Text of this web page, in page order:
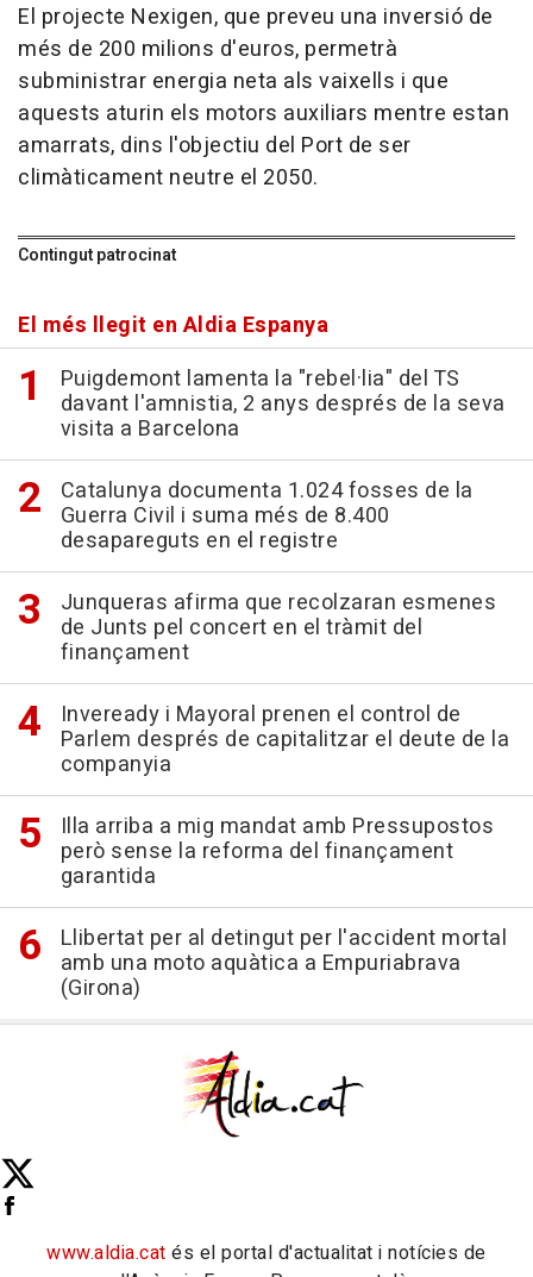
El projecte Nexigen, que preveu una inversió de
més de 200 milions d'euros, permetrà
subministrar energia neta als vaixells i que
aquests aturin els motors auxiliars mentre estan
amarrats, dins l'objectiu del Port de ser
climàticament neutre el 2050.
Contingut patrocinat
El més llegit en Aldia Espanya
Puigdemont lamenta la "rebel·lia" del TS
davant l'amnistia, 2 anys després de la seva
visita a Barcelona
Catalunya documenta 1.024 fosses de la
Guerra Civil i suma més de 8.400
desapareguts en el registre
Junqueras afirma que recolzaran esmenes
de Junts pel concert en el tràmit del
finançament
Inveready i Mayoral prenen el control de
Parlem després de capitalitzar el deute de la
companyia
Illa arriba a mig mandat amb Pressupostos
però sense la reforma del finançament
garantida
Llibertat per al detingut per l'accident mortal
amb una moto aquàtica a Empuriabrava
(Girona)
www.aldia.cat és el portal d'actualitat i notícies de